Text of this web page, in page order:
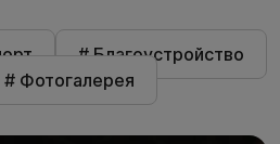
# Благоустройство
# Фотогалерея